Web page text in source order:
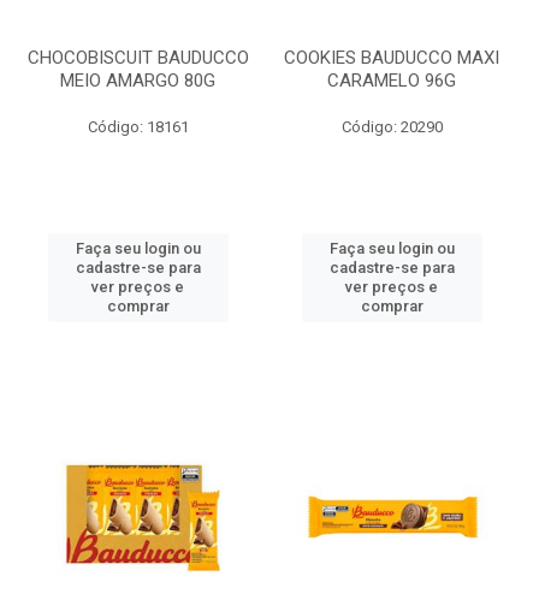
CHOCOBISCUIT BAUDUCCO
MEIO AMARGO 80G
Código: 18161
Faça seu login ou
cadastre-se para
ver preços e
comprar
COOKIES BAUDUCCO MAXI
CARAMELO 96G
Código: 20290
Faça seu login ou
cadastre-se para
ver preços e
comprar